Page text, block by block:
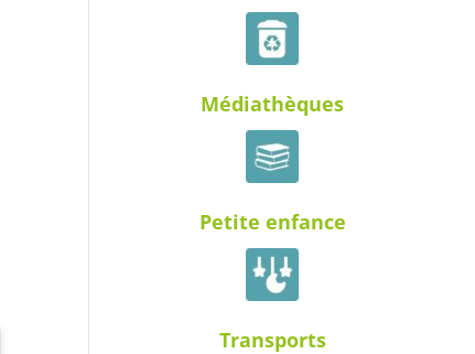
Médiathèques
Petite enfance
Transports